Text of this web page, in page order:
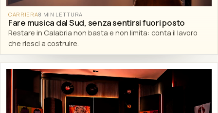
CARRIERA8 MIN LETTURA
Fare musica dal Sud, senza sentirsi fuori posto
Restare in Calabria non basta e non limita: conta il lavoro
che riesci a costruire.